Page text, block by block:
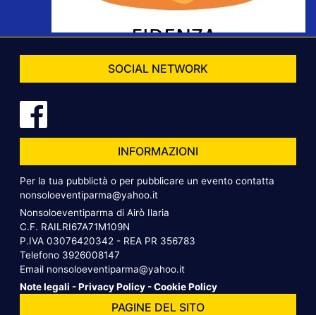
SOCIAL NETWORK
INFORMAZIONI
Per la tua pubblictà o per pubblicare un evento contatta
nonsoloeventiparma@yahoo.it
Nonsoloeventiparma di Airò Ilaria
C.F. RAILRI67A71M109N
P.IVA 03076420342 - REA PR 356783
Telefono 3926008147
Email nonsoloeventiparma@yahoo.it
Note legali -Privacy Policy -Cookie Policy
PAGINE DEL SITO